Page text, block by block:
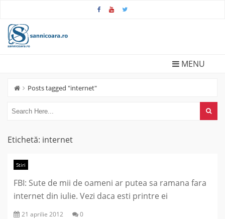
MENU
Posts tagged "internet"
Etichetă: internet
Stiri
FBI: Sute de mii de oameni ar putea sa ramana fara
internet din iulie. Vezi daca esti printre ei
21 aprilie 2012 0